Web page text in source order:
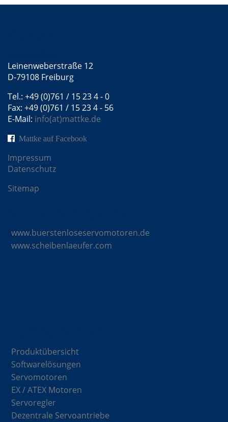
Leinenweberstraße 12
D-79108 Freiburg
Tel.: +49 (0)761 / 15 23 4 - 0
Fax: +49 (0)761 / 15 23 4 - 56
E-Mail: info(at)mattke.de
Mattke auf Facebook
Impressum
Datenschutz
Sitemap
www.buerstenloseservomotoren.de
www.scheibenlaeufer.com
Produktübersicht
Softwarelösungen
Servomotoren
EX / ATEX Motoren
Servoregler
Dezentrale Servoantriebe